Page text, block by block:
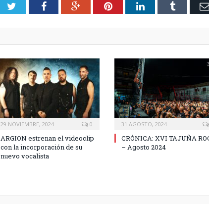
TwitterFacebookGoogle+PinterestLinkedInTumblr
29 NOVIEMBRE, 2024 0
ARGION estrenan el videoclip
con la incorporación de su
nuevo vocalista
31 AGOSTO, 2024
CRÓNICA: XVI TAJUÑA
– Agosto 2024